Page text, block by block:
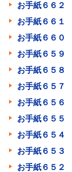
お手紙６６２
お手紙６６
お手紙６６０
お手紙６５９
お手紙６５８
お手紙６５７
お手紙６５６
お手紙６５５
お手紙６５４
お手紙６５３
お手紙６５２